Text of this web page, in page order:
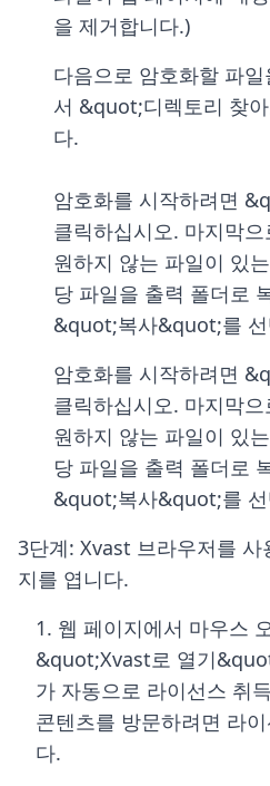
을 제거합니다.)
다음으로 암호화할 파
서 &quot;디렉토리 찾
다.
암호화를 시작하려면
클릭하십시오. 마지막
원하지 않는 파일이 있
당 파일을 출력 폴더로
&quot;복사&quot;를
암호화를 시작하려면
클릭하십시오. 마지막
원하지 않는 파일이 있
당 파일을 출력 폴더로
&quot;복사&quot;를
3단계: Xvast 브라우저를
지를 엽니다.
1. 웹 페이지에서 마우스
&quot;Xvast로 열기
가 자동으로 라이선스 취
콘텐츠를 방문하려면 라
다.